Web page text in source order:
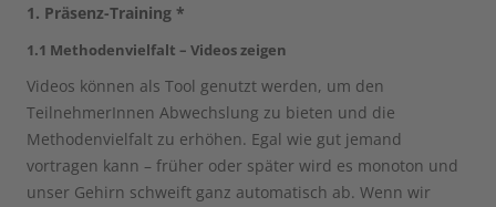
1. Präsenz-Training *
1.1 Methodenvielfalt – Videos zeigen
Videos können als Tool genutzt werden, um den
TeilnehmerInnen Abwechslung zu bieten und die
Methodenvielfalt zu erhöhen. Egal wie gut jemand
vortragen kann – früher oder später wird es monoton und
unser Gehirn schweift ganz automatisch ab. Wenn wir